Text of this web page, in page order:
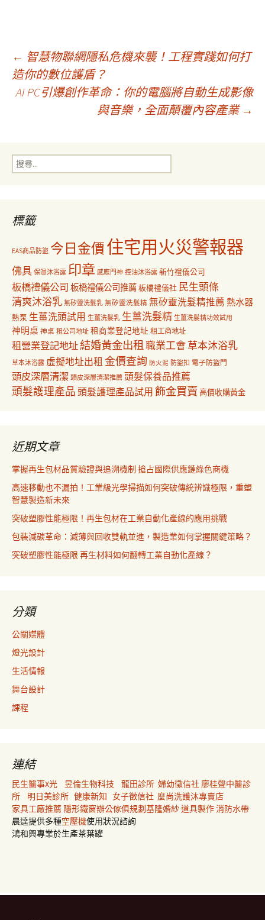
文
章
覽
← 智慧物聯網隱私危機來襲！工程實踐如何打
造你的數位護盾？
AI PC引爆創作革命：你的電腦將自動生成影像
與音樂，全面顛覆內容產業 →
搜
尋
標籤
EAS商品防盜 今日金價住宅用火災警報器
佛具 保濕沐浴露 印章 感應門神 控油沐浴露 新竹禮儀公司
板橋禮儀公司 板橋禮儀公司推薦板橋禮儀社 民生頭條
清爽沐浴乳 無矽靈洗髮乳 無矽靈洗髮精 無矽靈洗髮精推薦 熱水器
熱泵 生薑洗頭試用 生薑洗髮乳 生薑洗髮精 生薑洗髮精功效試用
神明桌 神桌 租公司地址 租商業登記地址 租工商地址
租營業登記地址結婚黃金出租職業工會草本沐浴乳
草本沐浴露 虛擬地址出租 金價查詢 防火泥 防盜扣 電子防盜門
頭皮深層清潔 頭皮深層清潔推薦 頭髮保養品推薦
頭髮護理產品 頭髮護理產品試用 飾金買賣 高價收購黃金
近期文章
掌握再生包材品質驗證與追溯機制 搶占國際供應鏈綠色商機
高速移動也不漏拍！工業級光學掃描如何突破傳統辨識極限，重塑
智慧製造新未來
突破塑膠性能極限！再生包材在工業自動化產線的應用挑戰
包裝減碳革命：減薄與回收雙軌並進，製造業如何掌握關鍵策略？
突破塑膠性能極限 再生材料如何翻轉工業自動化產線？
分類
公關媒體
燈光設計
生活情報
舞台設計
課程
連結
民生醫事X光 昱倫生物科技 龍田診所 婦幼徵信社 廖桂聲中醫診
所
明日美診所 健康新知 女子徵信社 麼尚洗護沐專賣店
家具工廠推薦 隱形鐵窗辦公傢俱規劃基隆婚紗道具製作消防水帶
晨達提供多種空壓機使用狀況諮詢
鴻和興專業於生產茶葉罐